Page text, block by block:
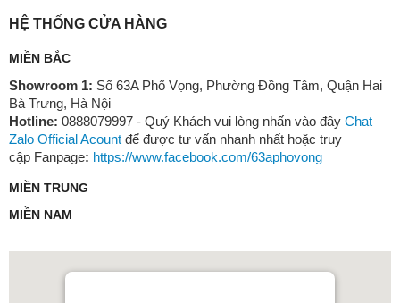
HỆ THỐNG CỬA HÀNG
MIỀN BẮC
Showroom 1: Số 63A Phố Vọng, Phường Đồng Tâm, Quận Hai
Bà Trưng, Hà Nội
Hotline: 0888079997 - Quý Khách vui lòng nhấn vào đây Chat
Zalo Official Acount để được tư vấn nhanh nhất hoặc truy
cập Fanpage: https://www.facebook.com/63aphovong
MIỀN TRUNG
MIỀN NAM